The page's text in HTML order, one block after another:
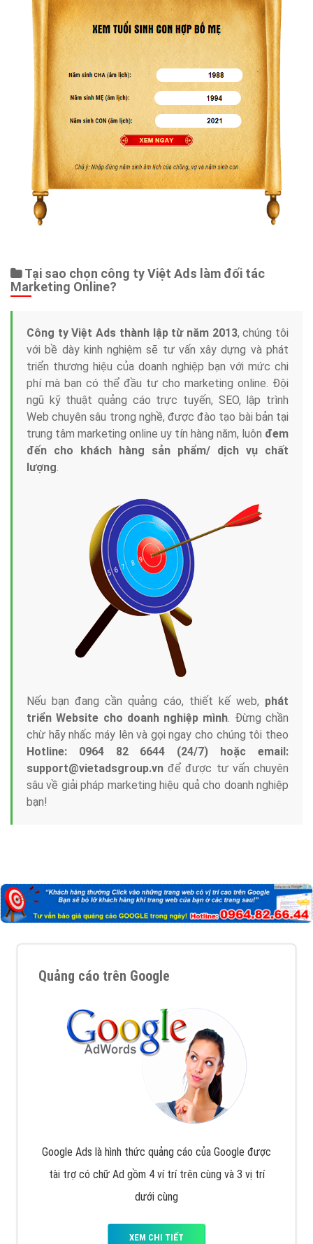
Tại sao chọn công ty Việt Ads làm đối tác
Marketing Online?
Công ty Việt Ads thành lập từ năm 2013, chúng tôi
với bề dày kinh nghiệm sẽ tư vấn xây dựng và phát
triển thương hiệu của doanh nghiệp bạn với mức chi
phí mà bạn có thể đầu tư cho marketing online. Đội
ngũ kỹ thuật quảng cáo trực tuyến, SEO, lập trình
Web chuyên sâu trong nghề, được đào tạo bài bản tại
trung tâm marketing online uy tín hàng năm, luôn đem
đến cho khách hàng sản phẩm/ dịch vụ chất
lượng.
Nếu bạn đang cần quảng cáo, thiết kế web, phát
triển Website cho doanh nghiệp mình. Đừng chần
chừ hãy nhấc máy lên và gọi ngay cho chúng tôi theo
Hotline: 0964 82 6644 (24/7) hoặc email:
support@vietadsgroup.vn để được tư vấn chuyên
sâu về giải pháp marketing hiệu quả cho doanh nghiệp
bạn!
Quảng cáo trên Google
Google Ads là hình thức quảng cáo của Google được
tài trợ có chữ Ad gồm 4 ví trí trên cùng và 3 vị trí
dưới cùng
XEM CHI TIẾT